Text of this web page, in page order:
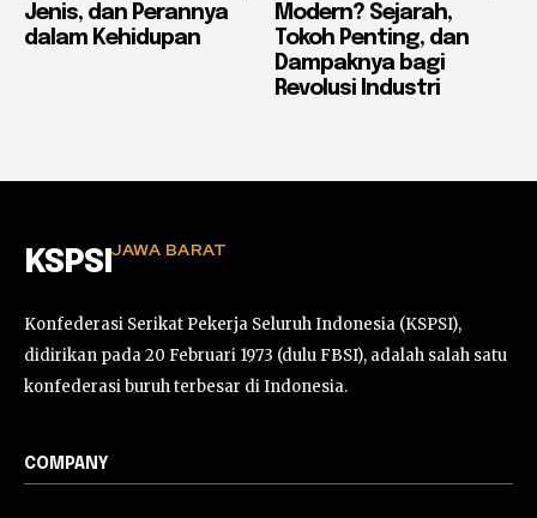
Jenis, dan Perannya
dalam Kehidupan
Modern? Sejarah,
Tokoh Penting, dan
Dampaknya bagi
Revolusi Industri
KSPSI JAWA BARAT
Konfederasi Serikat Pekerja Seluruh Indonesia (KSPSI),
didirikan pada 20 Februari 1973 (dulu FBSI), adalah salah satu
konfederasi buruh terbesar di Indonesia.
COMPANY